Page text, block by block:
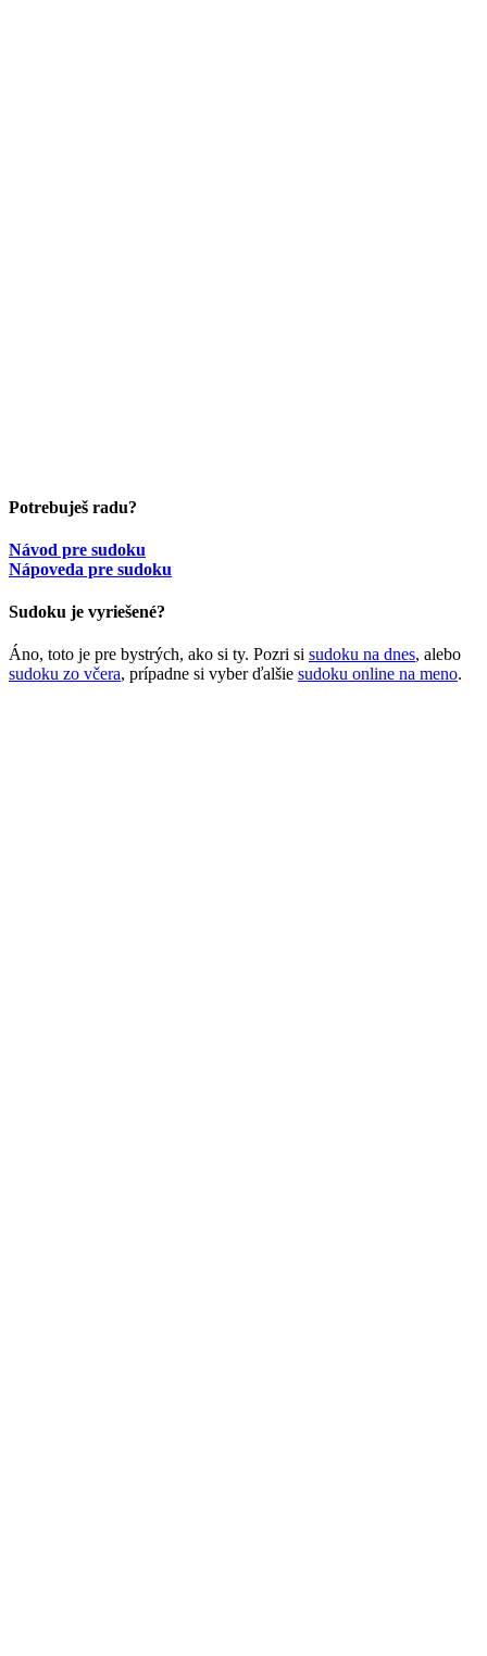
Potrebuješ radu?
Návod pre sudoku
Nápoveda pre sudoku
Sudoku je vyriešené?
Áno, toto je pre bystrých, ako si ty. Pozri si sudoku na dnes, alebo
sudoku zo včera, prípadne si vyber ďalšie sudoku online na meno.